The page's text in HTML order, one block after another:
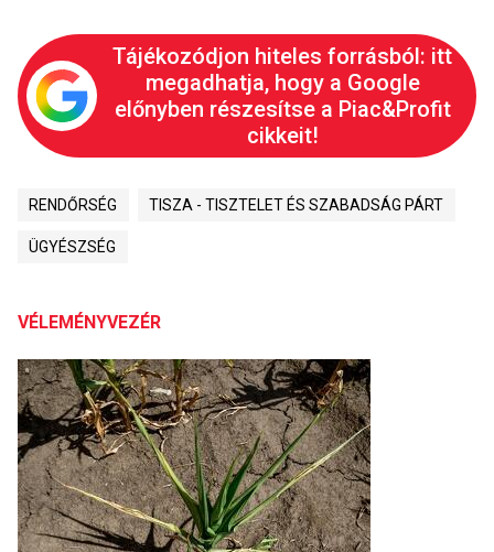
Tájékozódjon hiteles forrásból: itt
megadhatja, hogy a Google
előnyben részesítse a Piac&Profit
cikkeit!
RENDŐRSÉG TISZA - TISZTELET ÉS SZABADSÁG PÁRT
ÜGYÉSZSÉG
VÉLEMÉNYVEZÉR